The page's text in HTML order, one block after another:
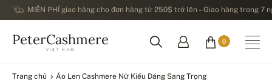
MIỄN PHÍ giao hàng cho đơn hàng từ 250$ trở lên – Giao hàng trong 7
PeterCashmere
VIỆT NAM
0
Trang chủ
Áo Len Cashmere Nữ Kiểu Dáng Sang Trọng